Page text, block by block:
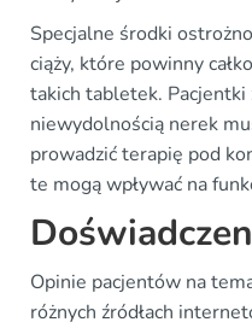
Specjalne środki
ciąży, które powinny
takich tabletek.
niewydolnością nerek
prowadzić terapię pod
te mogą wpływać na
Opinie pacjentów na
różnych źródłach